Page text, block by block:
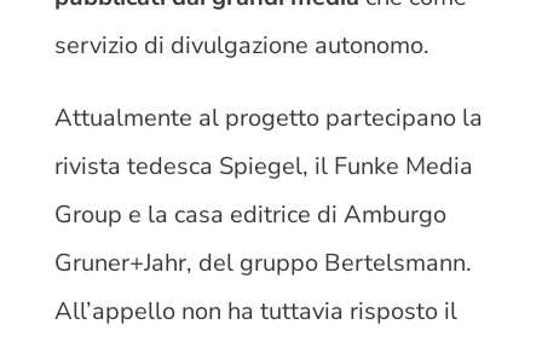
servizio di divulgazione autonomo.
Attualmente al progetto partecipano la
rivista tedesca Spiegel, il Funke Media
Group e la casa editrice di Amburgo
Gruner+Jahr, del gruppo Bertelsmann.
All’appello non ha tuttavia risposto il